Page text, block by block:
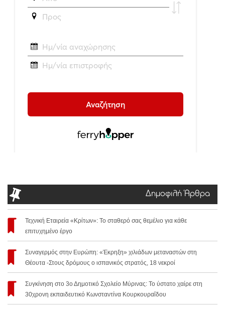
Δημοφιλή Άρθρα
Τεχνική Εταιρεία «Κρίτων»: Το σταθερό σας θεμέλιο για κάθε
επιτυχημένο έργο
Συναγερμός στην Ευρώπη: «Έκρηξη» χιλιάδων μεταναστών στη
Θέουτα -Στους δρόμους ο ισπανικός στρατός, 18 νεκροί
Συγκίνηση στο 3ο Δημοτικό Σχολείο Μύρινας: Το ύστατο χαίρε στη
30χρονη εκπαιδευτικό Κωνσταντίνα Κουρκουραΐδου